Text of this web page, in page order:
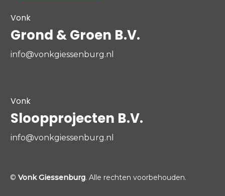
Vonk
Grond & Groen B.V.
info@vonkgiessenburg.nl
Vonk
Sloopprojecten B.V.
info@vonkgiessenburg.nl
© Vonk Giessenburg. Alle rechten voorbehouden.